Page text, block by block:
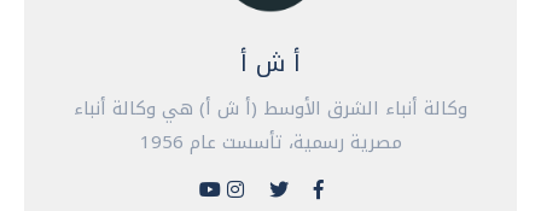
أ ش أ
وكالة أنباء الشرق الأوسط (أ ش أ) هي وكالة أنباء
مصرية رسمية، تأسست عام 1956